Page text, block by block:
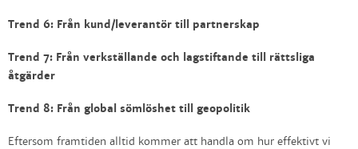
Trend 6: Från kund/leverantör till partnerskap
Trend 7: Från verkställande och lagstiftande till rättsliga
åtgärder
Trend 8: Från global sömlöshet till geopolitik
Eftersom framtiden alltid kommer att handla om hur effektivt vi